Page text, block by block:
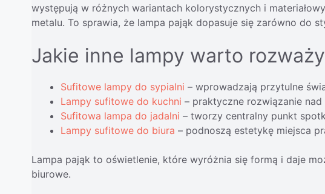
występują w różnych wariantach kolorystycznych i
metalu. To sprawia, że lampa pająk dopasuje się zarówno do
Jakie inne lampy warto
Sufitowe lampy do sypialni – wprowadzają przytulne
Lampy sufitowe do kuchni – praktyczne rozwiązanie
Sufitowa lampa do jadalni – tworzy centralny punkt
Lampy sufitowe do biura – podnoszą estetykę miejsca
Lampa pająk to oświetlenie, które wyróżnia się formą i daje
biurowe.